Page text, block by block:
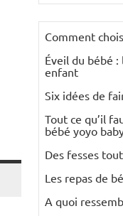
Comment
Éveil du bébé
enfant
Six idées de
Tout ce qu’il
bébé yoyo
Des fesses
Les repas de
A quoi